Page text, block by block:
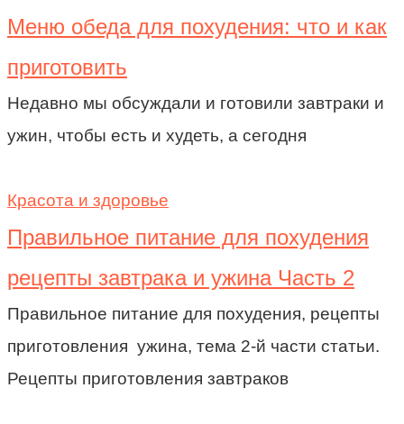
Меню обеда для похудения: что и как
приготовить
Недавно мы обсуждали и готовили завтраки и
ужин, чтобы есть и худеть, а сегодня
Красота и здоровье
Правильное питание для похудения
рецепты завтрака и ужина Часть 2
Правильное питание для похудения, рецепты
приготовления ужина, тема 2-й части статьи.
Рецепты приготовления завтраков